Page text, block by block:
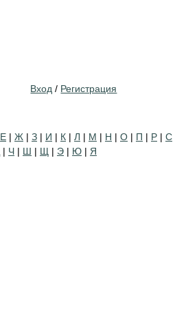
Вход / Регистрация
Е | Ж | З | И | К | Л | М | Н | О | П | Р | С
| Ч | Ш | Щ | Э | Ю | Я